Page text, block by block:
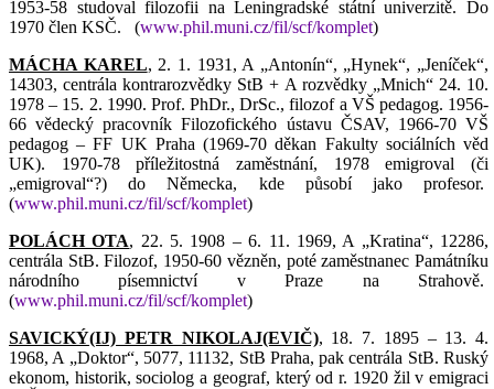
1953-58 studoval filozofii na Leningradské státní univerzitě. Do
1970 člen KSČ.
(www.phil.muni.cz/fil/scf/komplet)
MÁCHA KAREL, 2. 1. 1931, A „Antonín“, „Hynek“, „Jeníček“,
14303, centrála kontrarozvědky StB + A rozvědky „Mnich“ 24. 10.
1978 – 15. 2. 1990. Prof. PhDr., DrSc., filozof a VŠ pedagog. 1956-
66 vědecký pracovník Filozofického ústavu ČSAV, 1966-70 VŠ
pedagog – FF UK Praha (1969-70 děkan Fakulty sociálních věd
UK). 1970-78 příležitostná zaměstnání, 1978 emigroval (či
„emigroval“?) do Německa, kde působí jako profesor.
(www.phil.muni.cz/fil/scf/komplet)
POLÁCH OTA, 22. 5. 1908 – 6. 11. 1969, A „Kratina“, 12286,
centrála StB. Filozof, 1950-60 vězněn, poté zaměstnanec Památníku
národního písemnictví v Praze na Strahově.
(www.phil.muni.cz/fil/scf/komplet)
SAVICKÝ(IJ) PETR NIKOLAJ(EVIČ), 18. 7. 1895 – 13. 4.
1968, A „Doktor“, 5077, 11132, StB Praha, pak centrála StB. Ruský
ekonom, historik, sociolog a geograf, který od r. 1920 žil v emigraci